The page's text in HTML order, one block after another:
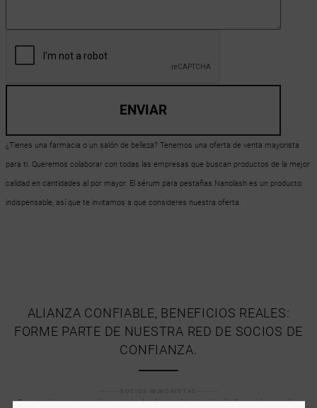
ENVIAR
¿Tienes una farmacia o un salón de belleza? Tenemos una oferta de venta mayorista
para ti. Queremos colaborar con todas las empresas que buscan productos de la mejor
calidad en cantidades al por mayor. El sérum para pestañas Nanolash es un producto
indispensable, así que te invitamos a que consideres nuestra oferta.
ALIANZA CONFIABLE, BENEFICIOS REALES:
FORME PARTE DE NUESTRA RED DE SOCIOS DE
CONFIANZA.
SOCIOS MINORISTAS
Encontrarás nuestros productos en tiendas de cosméticos, varias plataformas de mercado y